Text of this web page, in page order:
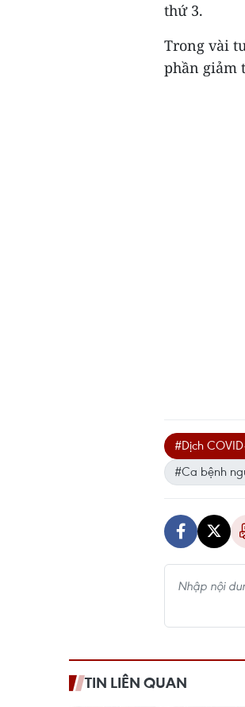
thứ 3.
Trong vài
phần giảm
#Dịch
#Ca bệnh
TIN LIÊN QUAN